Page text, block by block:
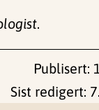
.
Publisert:
Sist redigert: